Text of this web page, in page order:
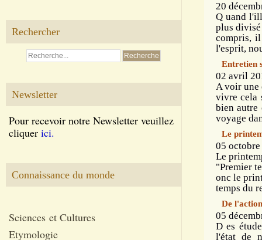
Rechercher
Newsletter
Pour recevoir notre Newsletter veuillez
cliquer ici.
Connaissance du monde
Sciences et Cultures
Etymologie
20
Q uand
plus
compris,
l'esprit,
Entretien
02 avril
A voir une
vivre cela
bien autre
voyage
Le
05
Le
"Premier
onc le
temps du
De
05
D es
l'état de